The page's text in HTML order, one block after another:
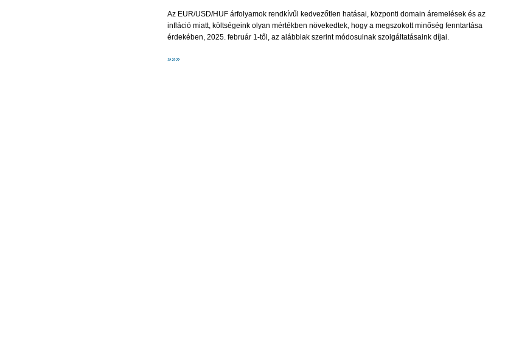
Az EUR/USD/HUF árfolyamok rendkívűl kedvezőtlen hatásai, központi domain áremelések és az
infláció miatt, költségeink olyan mértékben növekedtek, hogy a megszokott minőség fenntartása
érdekében, 2025. február 1-től, az alábbiak szerint módosulnak szolgáltatásaink díjai.
»»»